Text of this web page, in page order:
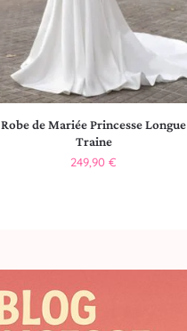
Robe de Mariée Princesse Longue
Traine
249,90€